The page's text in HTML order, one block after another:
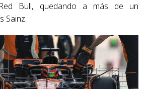
Bull, quedando a más de un
Sainz.